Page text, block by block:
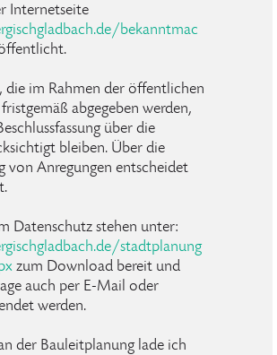
Internetseite
bekanntmac
die im Rahmen der öffentlichen
abgegeben werden,
über die
bleiben. Über die
von Anregungen entscheidet
Datenschutz stehen unter:
stadtplanung
zum Download bereit und
auch per E-Mail oder
werden.
der Bauleitplanung lade ich